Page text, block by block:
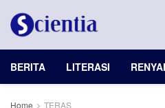
BERITA LITERASI
Home TERAS